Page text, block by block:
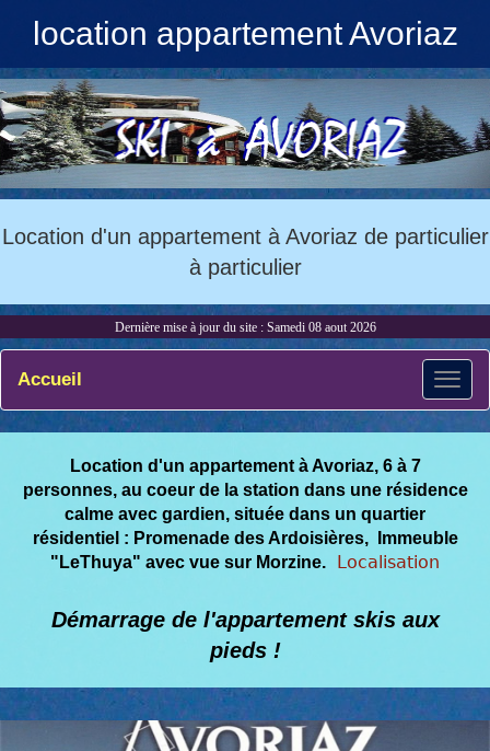
location appartement Avoriaz
Location d'un appartement à Avoriaz de particulier
à particulier
Dernière mise à jour du site : Samedi 08 aout 2026
Accueil
Location d'un appartement à Avoriaz,6 à 7
personnes, au coeur de la station dans une résidence
calme avec gardien, située dans un quartier
résidentiel : Promenade des Ardoisières,
Immeuble
"LeThuya" avec vue sur Morzine.
Localisation
Démarrage de l'appartement skis aux
pieds !